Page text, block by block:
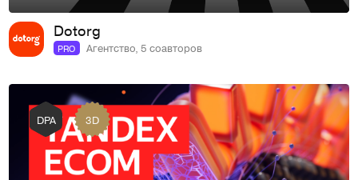
Dotorg
PRO Агентство, 5 соавторов
DPA 3D